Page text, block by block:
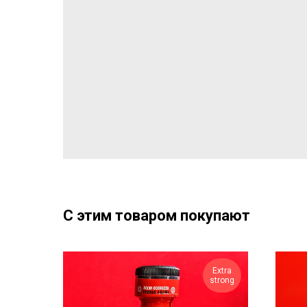
С этим товаром покупают
Extra
strong